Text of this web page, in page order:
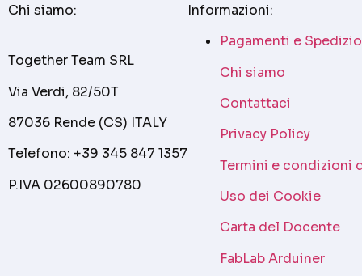
Chi siamo:
Together Team SRL
Via Verdi, 82/50T
87036 Rende (CS) ITALY
Telefono: +39 345 847 1357
P.IVA 02600890780
Informazioni:
Pagamenti e
Chi siamo
Contattaci
Privacy Policy
Termini e condizioni
Uso dei Cookie
Carta del Docente
FabLab Arduiner